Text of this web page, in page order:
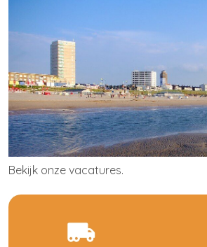
Bekijk onze vacatures.